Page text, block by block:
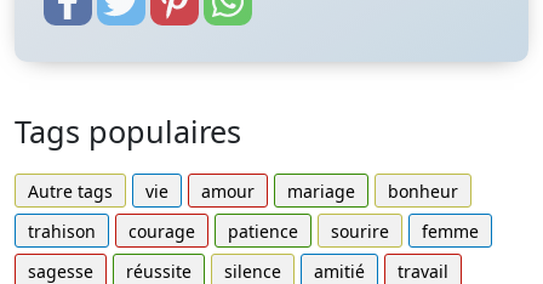
Tags populaires
Autre tags vie amour mariage
bonheur
trahison
courage patience sourire
femme
sagesse
réussite silence amitié
travail